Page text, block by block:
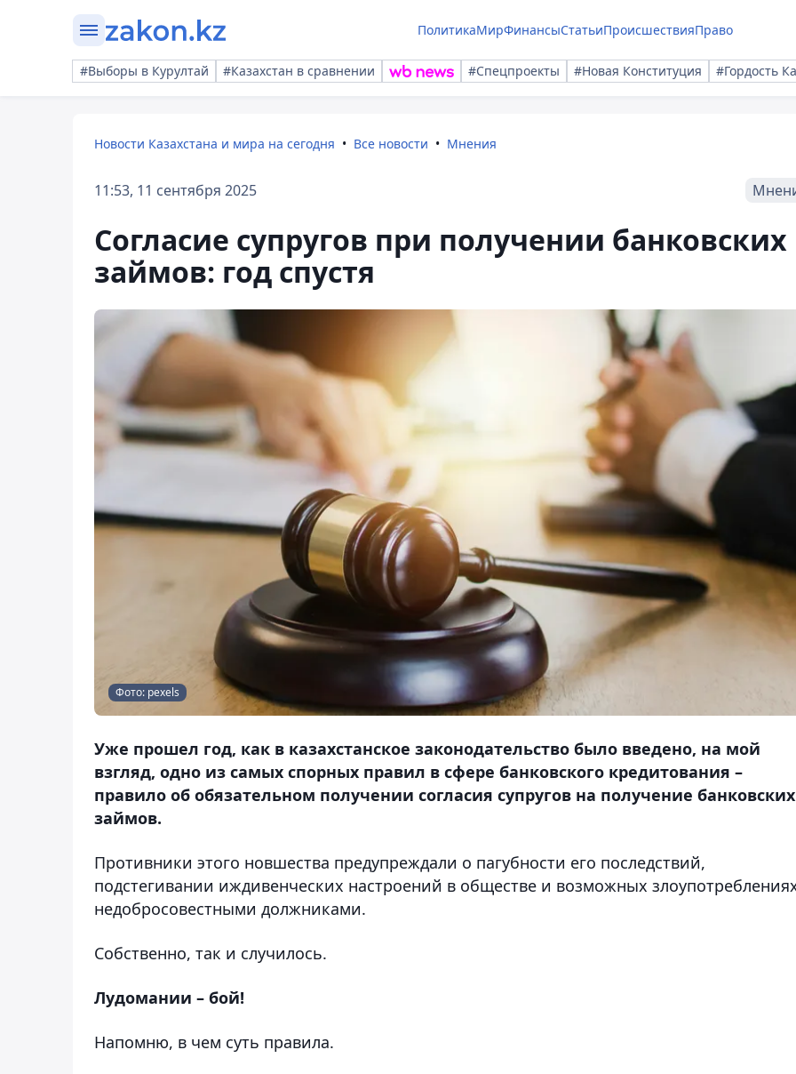
ПолитикаМирФинансыСтатьиПроисшествияПраво
#Выборы в Курултай #Казахстан в сравнении #Спецпроекты #Новая Конституция #Гордость
Новости Казахстана и мира на сегодня Все новости Мнения
11:53, 11 сентября 2025
Согласие супругов при получении банковских
займов: год спустя
Фото: pexels
Уже прошел год, как в казахстанское законодательство было введено, на мой
взгляд, одно из самых спорных правил в сфере банковского кредитования –
правило об обязательном получении согласия супругов на получение банковских
займов.
Противники этого новшества предупреждали о пагубности его последствий,
подстегивании иждивенческих настроений в обществе и возможных
недобросовестными должниками.
Собственно, так и случилось.
Лудомании – бой!
Напомню, в чем суть правила.